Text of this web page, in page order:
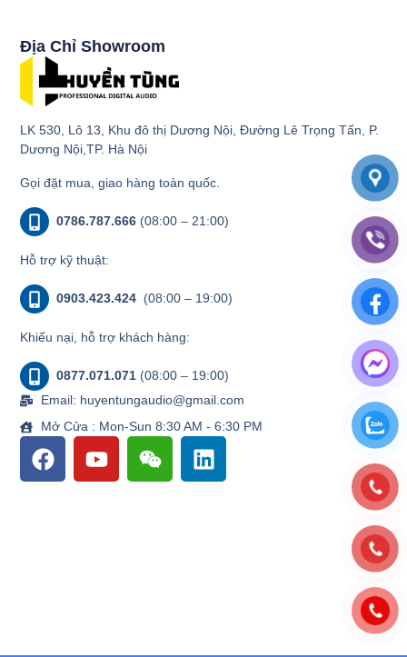
Địa Chỉ Showroom
LK 530, Lô 13, Khu đô thị Dương Nội, Đường Lê Trọng Tấn, P.
Dương Nội,TP. Hà Nội
Gọi đặt mua, giao hàng toàn quốc.
0786.787.666 (08:00 – 21:00)
Hỗ trợ kỹ thuật:
0903.423.424 (08:00 – 19:00)
Khiếu nại, hỗ trợ khách hàng:
0877.071.071 (08:00 – 19:00)
Email: huyentungaudio@gmail.com
Mở Cửa : Mon-Sun 8:30 AM - 6:30 PM